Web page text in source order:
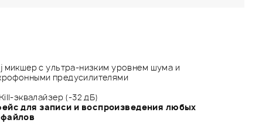
микшер с ультра-низким уровнем шума и
предусилителями
эквалайзер (-32 дБ)
для записи и воспроизведения любых